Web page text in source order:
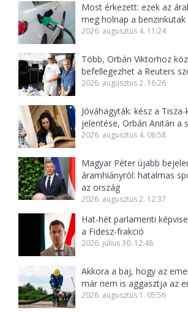
Most érkezett: ezek az
meg holnap a benzinkutak
2026. augusztus 4. 11:24
Több, Orbán Viktorhoz
befellegezhet a Reuters
2026. augusztus 2. 16:26
Jóváhagyták: kész a
jelentése, Orbán Anitán a
2026. augusztus 4. 06:58
Magyar Péter újabb
áramhiányról: hatalmas
az ország
2026. augusztus 2. 12:37
Hat-hét parlamenti
a Fidesz-frakció
2026. július 30. 12:48
Akkora a baj, hogy az
már nem is aggasztja az
2026. augusztus 1. 05:56